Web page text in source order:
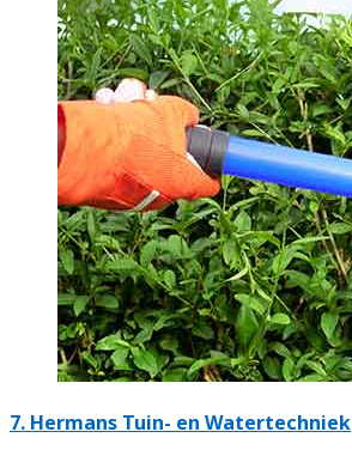
7. Hermans Tuin- en Watertechniek